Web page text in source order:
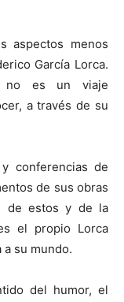
aspectos menos
García Lorca.
no es un viaje
a través de su
conferencias de
de sus obras
de estos y de la
el propio Lorca
su mundo.
del humor, el